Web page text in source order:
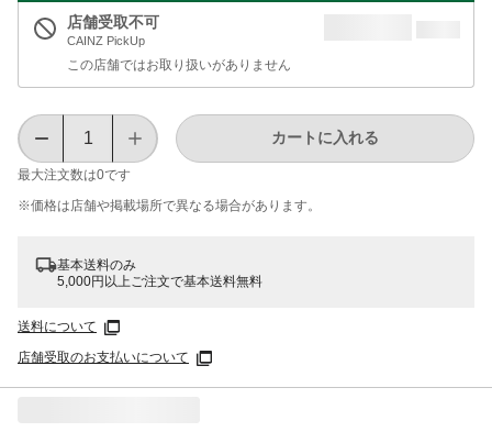
店舗受取不可
CAINZ PickUp
この店舗ではお取り扱いがありません
最大注文数は0です
カートに入れる
※価格は​店舗や​掲載場所で​異なる​場合が​あります。
基本送料のみ
5,000円以上ご注文で基本送料無料
送料について
店舗受取のお支払いについて